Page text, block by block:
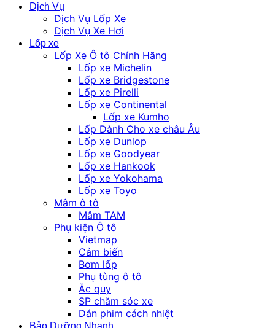
Dịch Vụ
Dịch Vụ Lốp Xe
Dịch Vụ Xe Hơi
Lốp xe
Lốp Xe Ô tô Chính Hãng
Lốp xe Michelin
Lốp xe Bridgestone
Lốp xe Pirelli
Lốp xe Continental
Lốp xe Kumho
Lốp Dành Cho xe châu Âu
Lốp xe Dunlop
Lốp xe Goodyear
Lốp xe Hankook
Lốp xe Yokohama
Lốp xe Toyo
Mâm ô tô
Mâm TAM
Phụ kiện Ô tô
Vietmap
Cảm biến
Bơm lốp
Phụ tùng ô tô
Ắc quy
SP chăm sóc xe
Dán phim cách nhiệt
Bảo Dưỡng Nhanh